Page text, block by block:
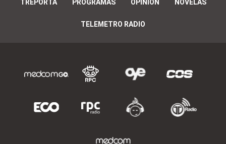
TREPORTA PROGRAMAS OPINIÓN NOVELAS
TELEMETRO RADIO